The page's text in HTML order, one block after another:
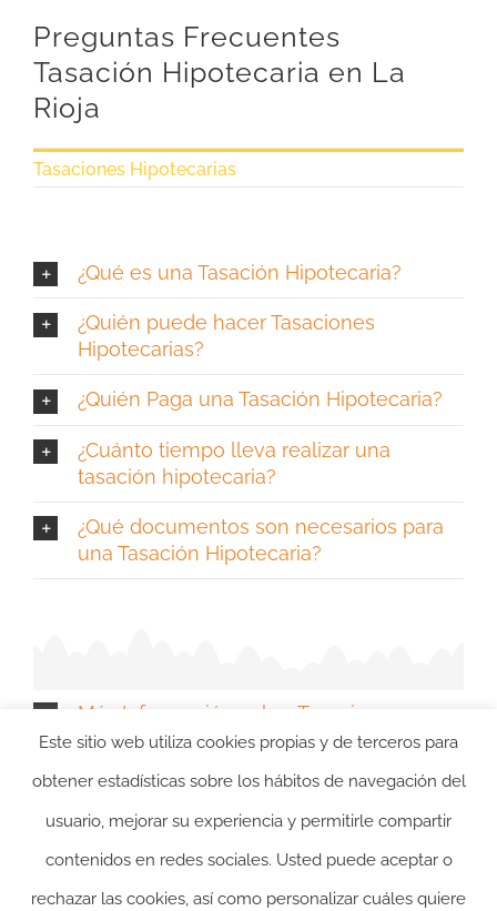
Preguntas Frecuentes
Tasación Hipotecaria en La
Rioja
Tasaciones Hipotecarias
¿Qué es una Tasación Hipotecaria?
¿Quién puede hacer Tasaciones
Hipotecarias?
¿Quién Paga una Tasación Hipotecaria?
¿Cuánto tiempo lleva realizar una
tasación hipotecaria?
¿Qué documentos son necesarios para
una Tasación Hipotecaria?
Más Información sobre Tasaciones
Hipotecarias en La Rioja
Este sitio web utiliza cookies propias y de terceros para
obtener estadísticas sobre los hábitos de navegación del
usuario, mejorar su experiencia y permitirle compartir
contenidos en redes sociales. Usted puede aceptar o
rechazar las cookies, así como personalizar cuáles quiere